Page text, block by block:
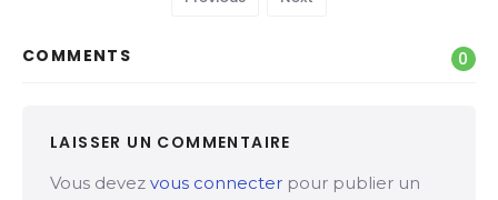
COMMENTS 0
LAISSER UN COMMENTAIRE
Vous devez vous connecter pour publier un